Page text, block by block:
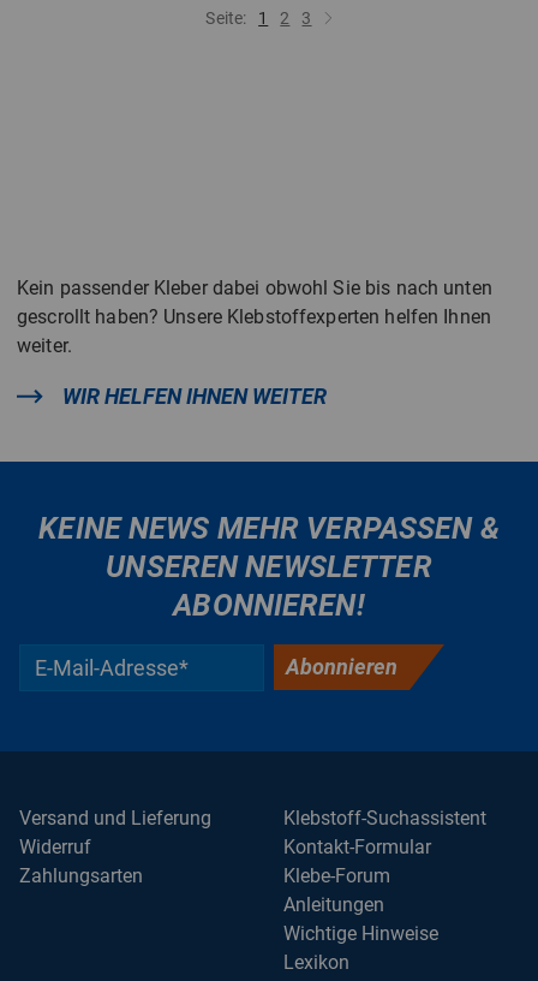
Seite: 1 2 3
Kein passender Kleber dabei obwohl Sie bis nach unten
gescrollt haben? Unsere Klebstoffexperten helfen Ihnen
weiter.
WIR HELFEN IHNEN WEITER
KEINE NEWS MEHR VERPASSEN &
UNSEREN NEWSLETTER
ABONNIEREN!
Abonnieren
Klebstoff-Suchassistent
Kontakt-Formular
Klebe-Forum
Anleitungen
Wichtige Hinweise
Lexikon
Versand und Lieferung
Widerruf
Zahlungsarten